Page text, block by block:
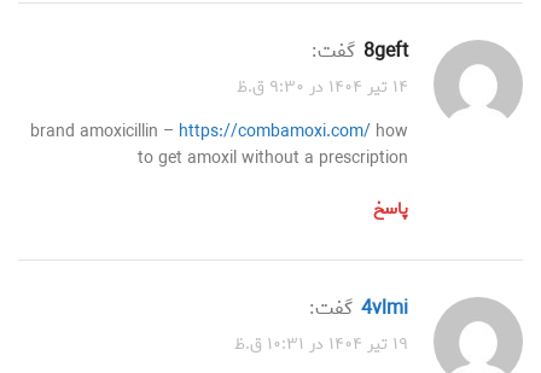
8geft گفت:
۱۴ تیر ۱۴۰۴ در ۹:۳۰ ق.ظ
brand amoxicillin – https://combamoxi.com/ how
to get amoxil without a prescription
پاسخ
4vlmi گفت:
۱۹ تیر ۱۴۰۴ در ۱۰:۳۱ ق.ظ